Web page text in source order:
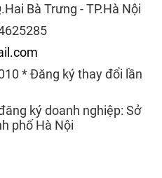
Bà Trưng - TP.Hà Nội
* Đăng ký thay đổi lần
ký doanh nghiệp: Sở
phố Hà Nội